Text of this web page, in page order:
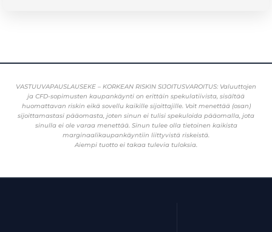
VASTUUVAPAUSLAUSEKE – KORKEAN RISKIN SIJOITUSVAROITUS: Valuuttojen
ja CFD-sopimusten kaupankäynti on erittäin spekulatiivista, sisältää
huomattavan riskin eikä sovellu kaikille sijoittajille. Voit menettää (osan)
sijoittamastasi pääomasta, joten sinun ei tulisi spekuloida pääomalla, jota
sinulla ei ole varaa menettää. Sinun tulee olla tietoinen kaikista
marginaalikaupankäyntiin liittyvistä riskeistä.
Aiempi tuotto ei takaa tulevia tuloksia.